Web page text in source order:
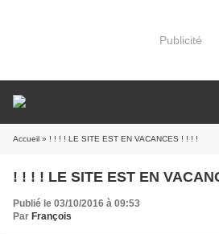
Publicité
Accueil » ! ! ! ! LE SITE EST EN VACANCES ! ! ! !
Publié le 03/10/2016 à 09:53
Par François